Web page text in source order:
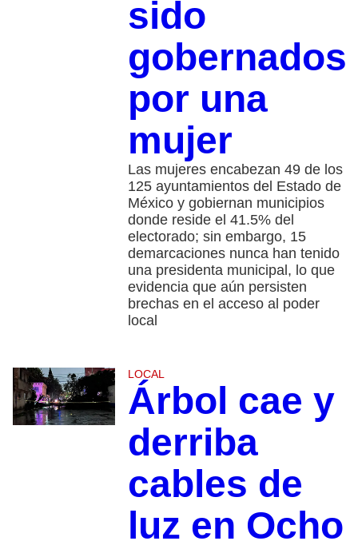
sido
gobernados
por una
mujer
Las mujeres encabezan 49 de los
125 ayuntamientos del Estado de
México y gobiernan municipios
donde reside el 41.5% del
electorado; sin embargo, 15
demarcaciones nunca han tenido
una presidenta municipal, lo que
evidencia que aún persisten
brechas en el acceso al poder
local
LOCAL
Árbol cae y
derriba
cables de
luz en Ocho